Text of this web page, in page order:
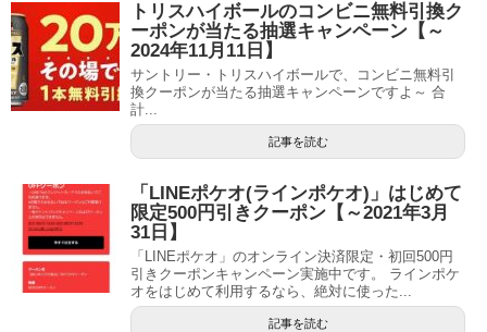
トリスハイボールのコンビニ無料引換ク
ーポンが当たる抽選キャンペーン【～
2024年11月11日】
サントリー・トリスハイボールで、コンビニ無料引
換クーポンが当たる抽選キャンペーンですよ～ 合
計...
記事を読む
「LINEポケオ(ラインポケオ)」はじめて
限定500円引きクーポン【～2021年3月
31日】
「LINEポケオ」のオンライン決済限定・初回500円
引きクーポンキャンペーン実施中です。 ラインポケ
オをはじめて利用するなら、絶対に使った...
記事を読む